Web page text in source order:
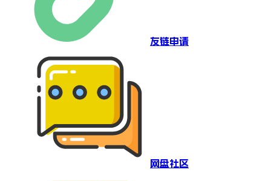
友链申请
网盘社区